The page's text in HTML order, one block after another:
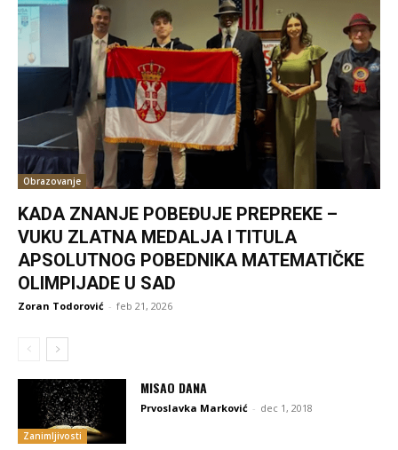
Obrazovanje
KADA ZNANJE POBEĐUJE PREPREKE –
VUKU ZLATNA MEDALJA I TITULA
APSOLUTNOG POBEDNIKA MATEMATIČKE
OLIMPIJADE U SAD
Zoran Todorović - feb 21, 2026
Zanimljivosti
MISAO DANA
Prvoslavka Marković - dec 1, 2018